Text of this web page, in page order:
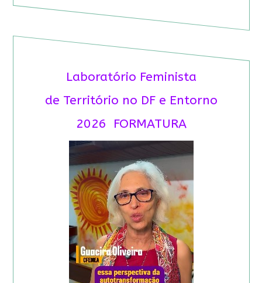
Laboratório Feminista
de Território no DF e Entorno
2026 FORMATURA